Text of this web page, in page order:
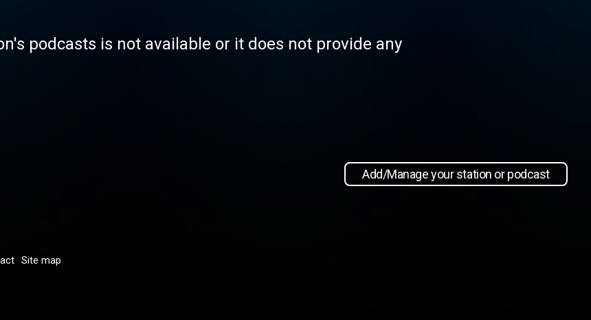
podcasts is not available or it does not provide any
Add/Manage your station or podcast
Site map